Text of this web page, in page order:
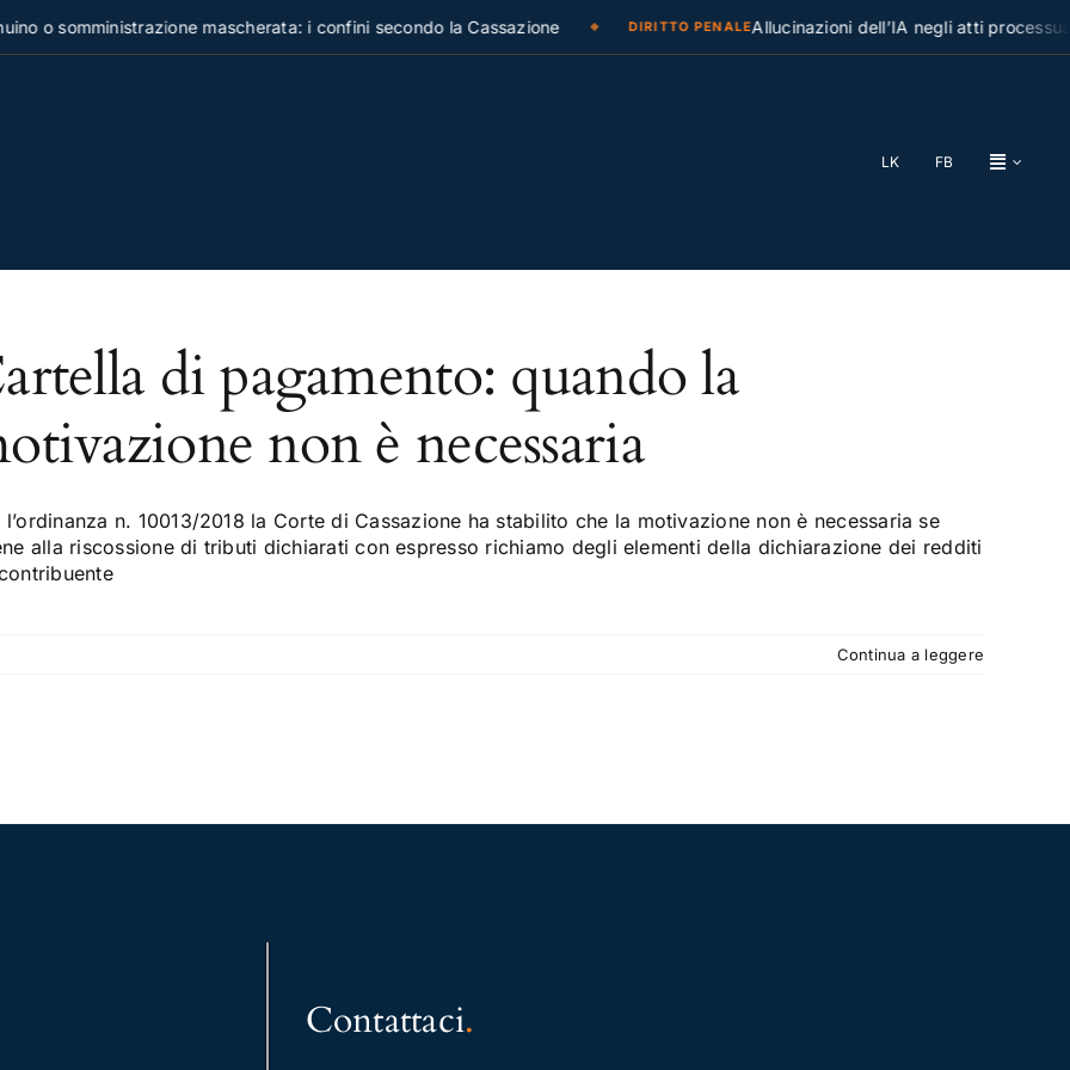
o somministrazione mascherata: i confini secondo la Cassazione DIRITTO PENALEAllucinazioni dell’IA negli atti
LK FB
di pagamento: quando la
non è necessaria
l’ordinanza n. 10013/2018 la Corte di Cassazione ha stabilito che la motivazione non è necessaria se
alla riscossione di tributi dichiarati con espresso richiamo degli elementi della dichiarazione dei redditi
Continua a leggere
Contattaci.